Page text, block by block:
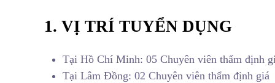
1. VỊ TRÍ TUYỂN DỤNG
Tại Hồ Chí Minh: 05 Chuyên viên thẩm định
Tại Lâm Đồng: 02 Chuyên viên thẩm định giá